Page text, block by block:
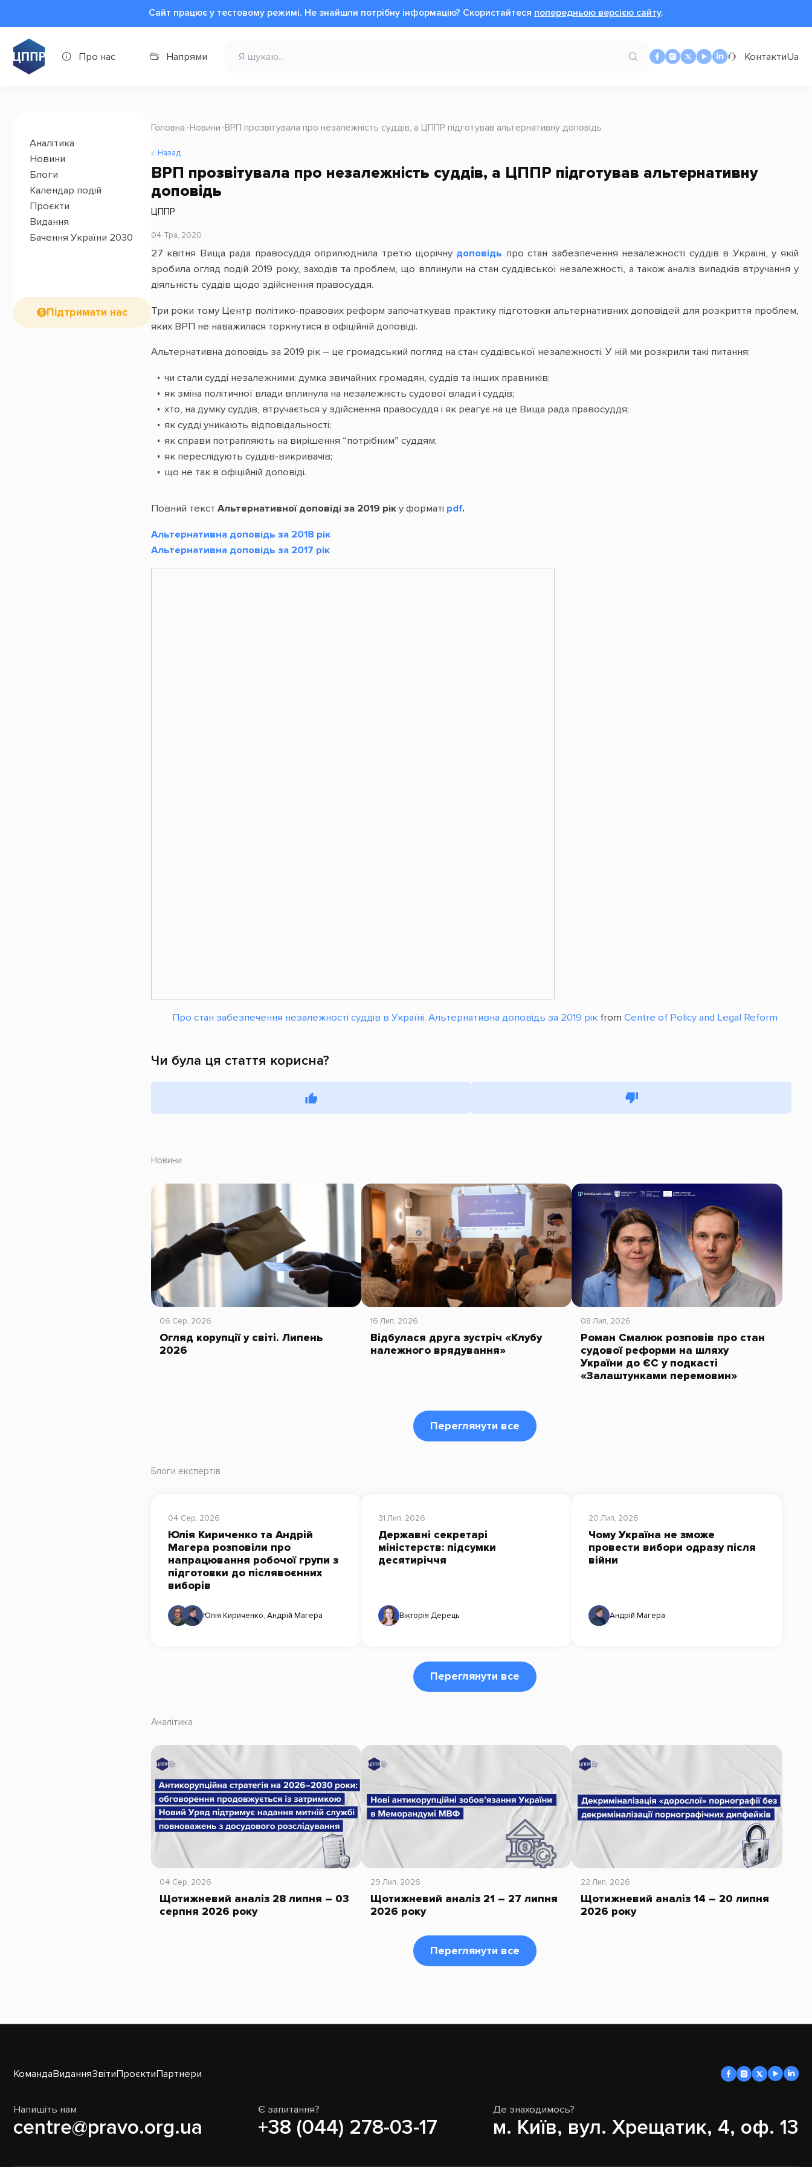
Сайт працює у тестовому режимі. Не знайшли потрібну інформацію? Cкористайтеся попередньою версією сайту.
Про нас Напрями КонтактиUa
Аналітика
Новини
Блоги
Календар подій
Проєкти
Видання
Бачення України 2030
Підтримати нас
Головна Новини ВРП прозвітувала про незалежність суддів, а ЦППР підготував альтернативну доповідь
Назад
ВРП прозвітувала про незалежність суддів, а ЦППР підготував альтернативну
доповідь
ЦППР
04 Тра, 2020
27 квітня Вища рада правосуддя оприлюднила третю щорічну доповідь про стан забезпечення незалежності суддів в Україні, у якій
зробила огляд подій 2019 року, заходів та проблем, що вплинули на стан суддівської незалежності, а також аналіз випадків втручання у
діяльність суддів щодо здійснення правосуддя.
Три роки тому Центр політико-правових реформ започаткував практику підготовки альтернативних доповідей для розкриття проблем,
яких ВРП не наважилася торкнутися в офіційній доповіді.
Альтернативна доповідь за 2019 рік – це громадський погляд на стан суддівської незалежності. У ній ми розкрили такі питання:
чи стали судді незалежними: думка звичайних громадян, суддів та інших правників;
як зміна політичної влади вплинула на незалежність судової влади і суддів;
хто, на думку суддів, втручається у здійснення правосуддя і як реагує на це Вища рада правосуддя;
як судді уникають відповідальності;
як справи потрапляють на вирішення “потрібним” суддям;
як переслідують суддів-викривачів;
що не так в офіційній доповіді.
Повний текст Альтернативної доповіді за 2019 ріку форматі pdf.
Альтернативна доповідь за 2018 рік
Альтернативна доповідь за 2017 рік
Про стан забезпечення незалежності суддів в Україні. Альтернативна доповідь за 2019 рікfrom Centre of Policy and Legal Reform
Чи була ця стаття корисна?
Новини
06 Сер, 2026
Огляд корупції у світі. Липень
2026
16 Лип, 2026
Відбулася друга зустріч «Клубу
належного врядування»
08 Лип, 2026
Роман Смалюк розповів про стан
судової реформи на шляху
України до ЄС у подкасті
«Залаштунками перемовин»
Переглянути все
Блоги експертів
04 Сер, 2026
Юлія Кириченко та Андрій
Магера розповіли про
напрацювання робочої групи з
підготовки до післявоєнних
виборів
Юлія Кириченко, Андрій Магера
31 Лип, 2026
Державні секретарі
міністерств: підсумки
десятиріччя
Вікторія Дерець
20 Лип, 2026
Чому Україна не зможе
провести вибори одразу після
війни
Андрій Магера
Переглянути все
Аналітика
04 Сер, 2026
Щотижневий аналіз 28 липня – 03
серпня 2026 року
29 Лип, 2026
Щотижневий аналіз 21 – 27 липня
2026 року
22 Лип, 2026
Щотижневий аналіз 14 – 20 липня
2026 року
Переглянути все
КомандаВиданняЗвітиПроєктиПартнери
Напишіть нам
centre@pravo.org.ua
Є запитання?
+38 (044) 278-03-17
Де знаходимось?
м. Київ, вул. Хрещатик, 4, оф. 13